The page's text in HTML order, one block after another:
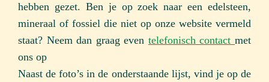
hebben gezet. Ben je op zoek naar een edelsteen,
mineraal of fossiel die niet op onze website vermeld
staat? Neem dan graag even telefonischcontactmet
ons op
Naast de foto’s in de onderstaande lijst, vind je op de